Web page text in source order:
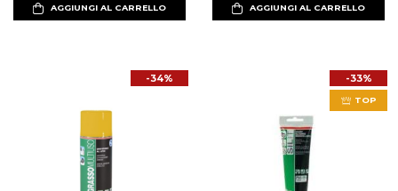
AGGIUNGI AL CARRELLO AGGIUNGI AL CARRELLO
-34% -33%
TOP